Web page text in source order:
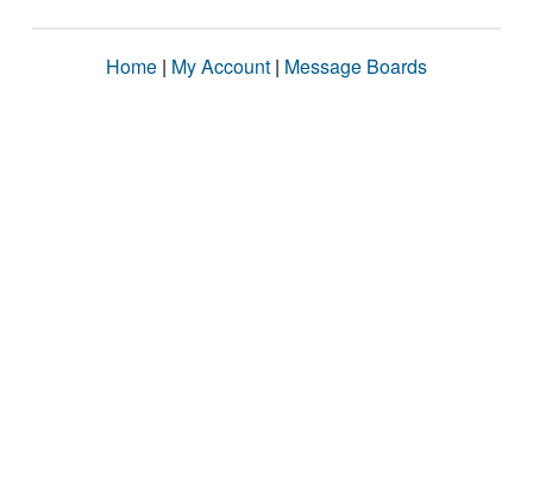
Home | My Account | Message Boards